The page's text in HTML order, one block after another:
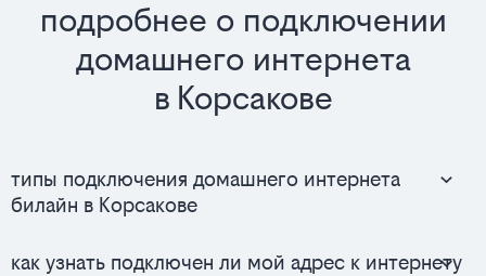
подробнее о подключении
домашнего интернета
в Корсакове
типы подключения домашнего интернета
билайн в Корсакове
как узнать подключен ли мой адрес к интернету